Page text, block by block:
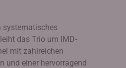
systematisches
das Trio um IMD-
mit zahlreichen
und einer hervorragend